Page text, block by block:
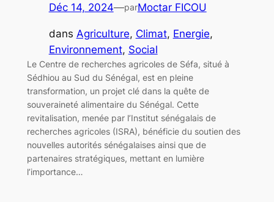
Déc 14, 2024—parMoctar FICOU
dans Agriculture, Climat, Energie
Environnement, Social
Le Centre de recherches agricoles de Séfa, situé à
Sédhiou au Sud du Sénégal, est en pleine
transformation, un projet clé dans la quête de
souveraineté alimentaire du Sénégal. Cette
revitalisation, menée par l’Institut sénégalais de
recherches agricoles (ISRA), bénéficie du soutien des
nouvelles autorités sénégalaises ainsi que de
partenaires stratégiques, mettant en lumière
l’importance…